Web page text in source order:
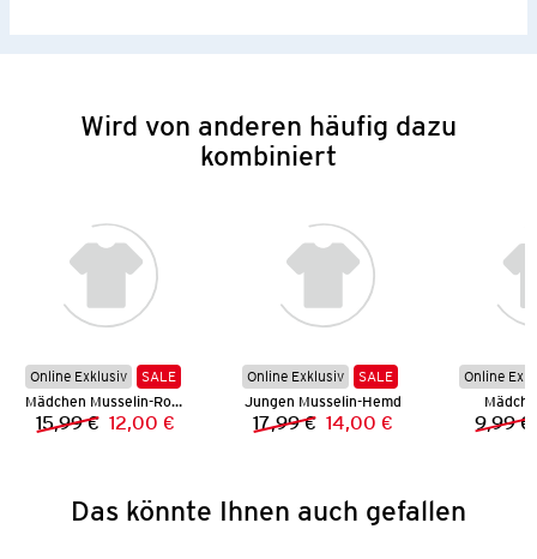
Wird von anderen häufig dazu
kombiniert
Online Exklusiv
SALE
Mädchen Musselin-Rock
Vorheriger Preis:
15,99 € Neuer Preis:
12,00 €
Online Exklusiv
SALE
Jungen Musselin-Hemd
Vorheriger Preis:
17,99 € Neuer Preis:
14,00 €
Online
9,99 €
Das könnte Ihnen auch gefallen